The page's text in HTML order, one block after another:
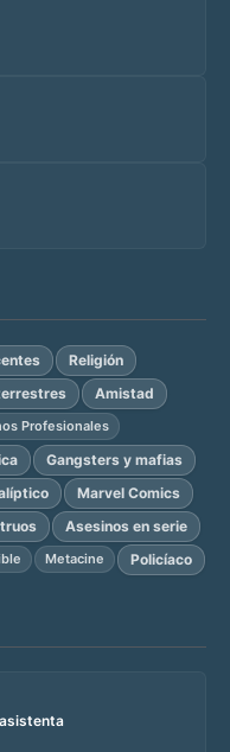
Religión
Amistad
Profesionales
Gangsters y mafias
Marvel Comics
Asesinos en serie
Metacine Policíaco